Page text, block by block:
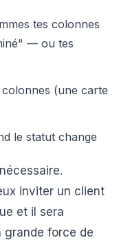
tes colonnes
— ou tes
(une carte
le statut change
inviter un client
et il sera
grande force de